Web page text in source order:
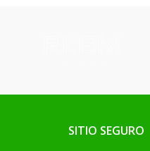
SITIO SEGURO